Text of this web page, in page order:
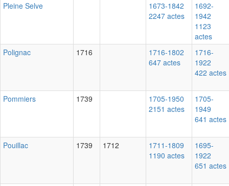
Pleine Selve
1673-1842
2247 actes
1692-
1942
1123
actes
Polignac
1716
1716-1802
647 actes
1716-
1922
422 actes
Pommiers 1739
1705-1950
2151 actes
1705-
1949
641 actes
Pouillac 1739 1712
1711-1809
1190 actes
1695-
1922
651 actes